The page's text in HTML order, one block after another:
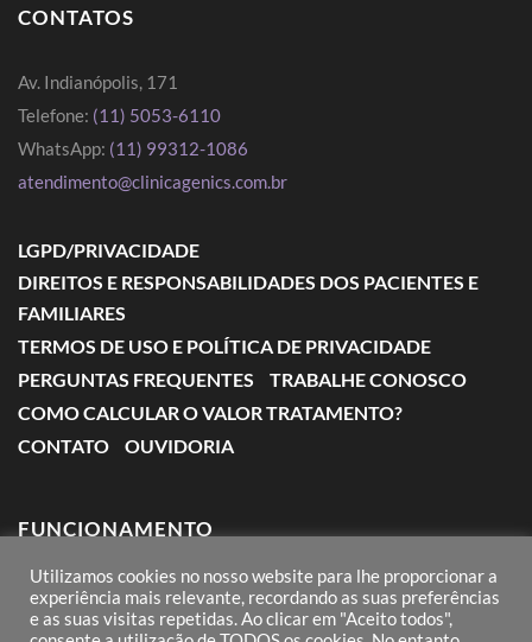
CONTATOS
Av. Indianópolis, 171
Telefone: (11) 5053-6110
WhatsApp: (11) 99312-1086
atendimento@clinicagenics.com.br
LGPD/PRIVACIDADE
DIREITOS E RESPONSABILIDADES DOS PACIENTES E
FAMILIARES
TERMOS DE USO E POLÍTICA DE PRIVACIDADE
PERGUNTAS FREQUENTES
TRABALHE CONOSCO
COMO CALCULAR O VALOR TRATAMENTO?
CONTATO
OUVIDORIA
FUNCIONAMENTO
Segunda a Sexta: das 7:00 às 18:00
Sábado: das 8:00 às 12:00
Utilizamos cookies no nosso website para lhe proporcionar a
experiência mais relevante, recordando as suas preferências
e as suas visitas repetidas. Ao clicar em "Aceito todos",